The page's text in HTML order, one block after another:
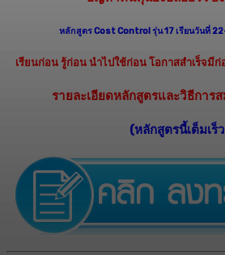
หลักสูตร Cost Control รุ่น 17 เรียนวันที่
เรียนก่อน รู้ก่อน นำไปใช้ก่อน โอกาสสำเร็จมีก่
รายละเอียดหลักสูตรและวิธีการ
(หลักสูตรนี้เต็มเร็